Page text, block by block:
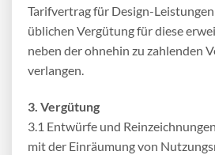
Tarifvertrag für Design-
üblichen Vergütung für diese
neben der ohnehin zu zahlenden
verlangen.
3. Vergütung
3.1 Entwürfe und
mit der Einräumung von